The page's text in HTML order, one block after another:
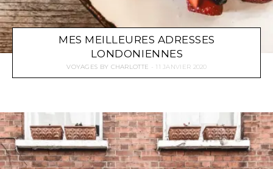
MES MEILLEURES ADRESSES
LONDONIENNES
VOYAGES BY CHARLOTTE 11 JANVIER 2020